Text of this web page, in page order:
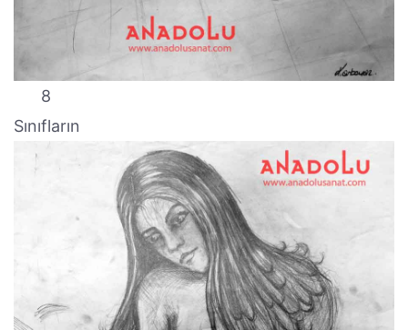
8
Sınıfların